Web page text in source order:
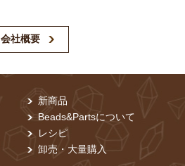
会社概要
新商品
Beads&Partsについて
レシピ
卸売・⼤量購⼊